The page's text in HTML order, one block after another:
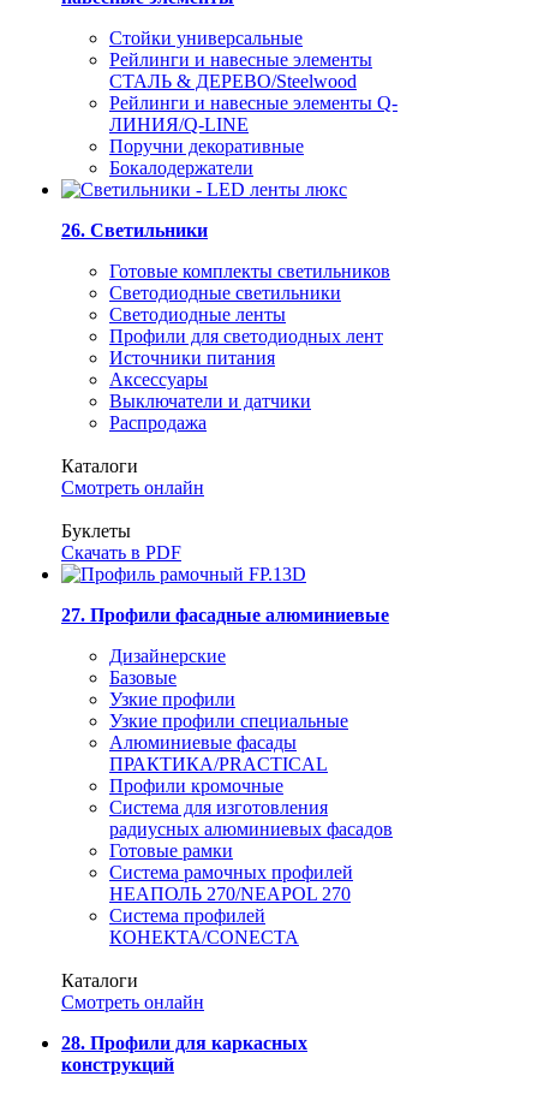
Стойки универсальные
Рейлинги и навесные элементы
СТАЛЬ & ДЕРЕВО/Steelwood
Рейлинги и навесные элементы Q-
ЛИНИЯ/Q-LINE
Поручни декоративные
Бокалодержатели
26. Светильники
Готовые комплекты светильников
Светодиодные светильники
Светодиодные ленты
Профили для светодиодных лент
Источники питания
Аксессуары
Выключатели и датчики
Распродажа
Каталоги
Смотреть онлайн
Буклеты
Скачать в PDF
27. Профили фасадные алюминиевые
Дизайнерские
Базовые
Узкие профили
Узкие профили специальные
Алюминиевые фасады
ПРАКТИКА/PRACTICAL
Профили кромочные
Система для изготовления
радиусных алюминиевых фасадов
Готовые рамки
Система рамочных профилей
НЕАПОЛЬ 270/NEAPOL 270
Система профилей
КОНЕКТА/CONECTA
Каталоги
Смотреть онлайн
28. Профили для каркасных
конструкций